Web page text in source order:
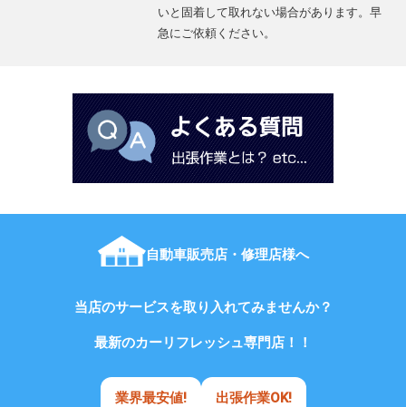
いと固着して取れない場合があります。早
急にご依頼ください。
自動車販売店・修理店様へ
当店のサービスを取り入れてみませんか？
最新のカーリフレッシュ専門店！！
業界最安値! 出張作業OK!